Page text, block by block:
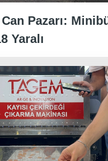
Pazarı:
Yaralı